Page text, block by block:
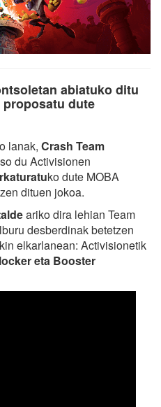
abiatuko ditu
dute
lanak, Crash Team
du Activisionen
ko dute MOBA
dituen jokoa.
ariko dira lehian Team
desberdinak betetzen
elkarlanean: Activisionetik
eta Booster